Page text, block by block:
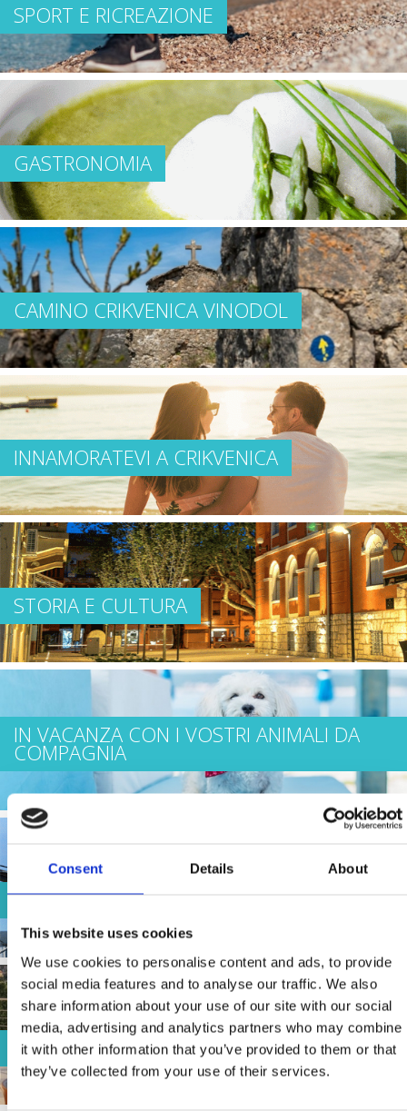
Consent Details About
This website uses cookies
We use cookies to personalise content and ads, to provide
social media features and to analyse our traffic. We also
share information about your use of our site with our social
media, advertising and analytics partners who may combine
it with other information that you’ve provided to them or that
they’ve collected from your use of their services.
SPORT E RICREAZIONE
GASTRONOMIA
CAMINO CRIKVENICA VINODOL
INNAMORATEVI A CRIKVENICA
STORIA E CULTURA
IN VACANZA CON I VOSTRI ANIMALI DA
COMPAGNIA
GITE
BUSINESS CLASS